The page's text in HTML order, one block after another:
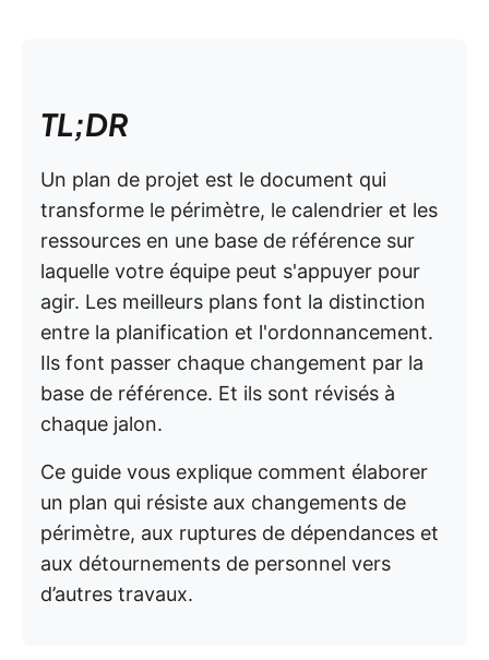
TL;DR
Un plan de projet est le document qui
transforme le périmètre, le calendrier et les
ressources en une base de référence sur
laquelle votre équipe peut s'appuyer pour
agir. Les meilleurs plans font la distinction
entre la planification et l'ordonnancement.
Ils font passer chaque changement par la
base de référence. Et ils sont révisés à
chaque jalon.
Ce guide vous explique comment élaborer
un plan qui résiste aux changements de
périmètre, aux ruptures de dépendances et
aux détournements de personnel vers
d’autres travaux.